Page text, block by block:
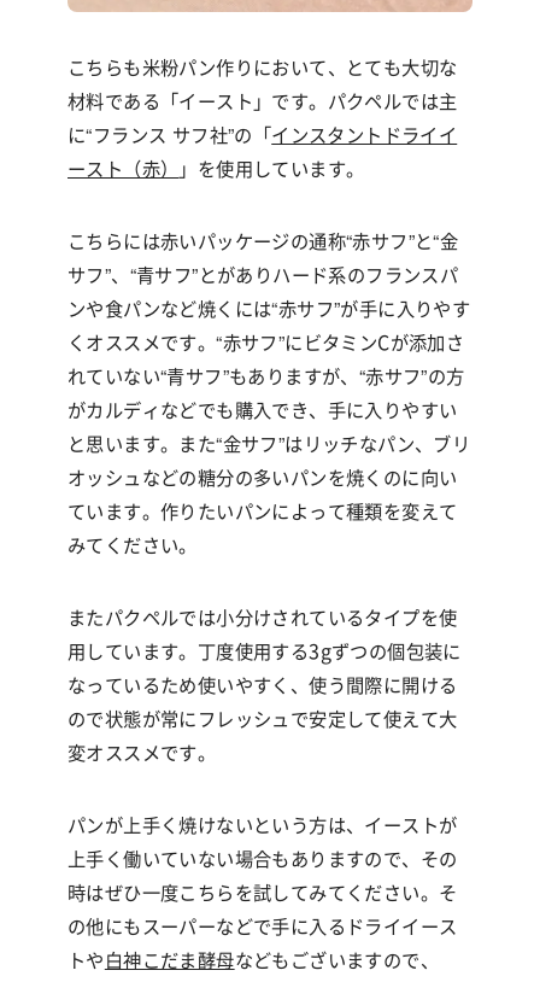
こちらも米粉パン作りにおいて、とても大切な
材料である「イースト」です。パクペルでは主
に“フランス サフ社”の「 インスタントドライイ
ースト（赤）
」を使用しています。
こちらには赤いパッケージの通称“赤サフ”と“金
サフ”、“青サフ”とがありハード系のフランスパ
ンや食パンなど焼くには“赤サフ”が手に入りやす
くオススメです。“赤サフ”に ビタミンCが添加さ
れていない“青サフ”もありますが、 “赤サフ”の方
がカルディなどでも購入でき、手に入りやすい
と思います。また“金サフ”はリッチなパン、ブリ
オッシュなどの糖分の多いパンを焼くのに向い
ています。作りたいパンによって種類を変えて
みてください。
またパクペルでは小分けされているタイプを使
用しています。丁度使用する3gずつの個包装に
なっているため使いやすく、使う間際に開ける
ので状態が常にフレッシュで安定して使えて大
変オススメです。
パンが上手く焼けないという方は、イーストが
上手く働いていない場合もありますので、その
時はぜひ一度こちらを試してみてください。そ
の他にもスーパーなどで手に入るドライイース
トや 白神こだま酵母などもございますので、